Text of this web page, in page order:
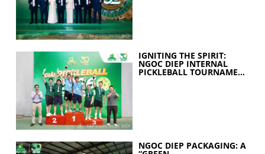
IGNITING THE SPIRIT:
NGOC DIEP INTERNAL
PICKLEBALL TOURNAMENT
NGOC DIEP PACKAGING: A